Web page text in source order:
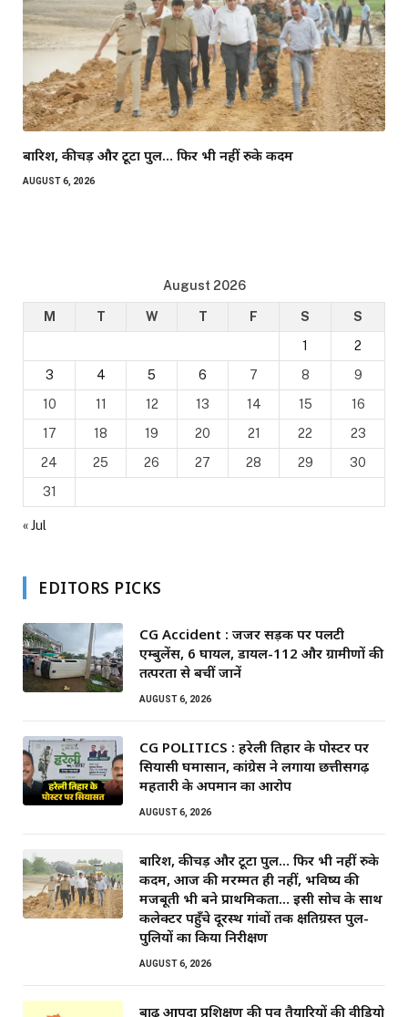
बारिश, कीचड़ और टूटा पुल… फिर भी नहीं रुके कदम
AUGUST 6, 2026
August 2026
M T W T F S
S
1
2
3
4 5 6 7 8
9
10
11 12 13 14 15
16
17
18 19 20 21 22
23
24
25 26 27 28 29
30
31
« Jul
EDITORS PICKS
CG Accident : जर्जर सड़क पर पलटी
एम्बुलेंस, 6 घायल, डायल-112 और ग्रामीणों की
तत्परता से बचीं जानें
AUGUST 6, 2026
CG POLITICS : हरेली तिहार के पोस्टर पर
सियासी घमासान, कांग्रेस ने लगाया छत्तीसगढ़
महतारी के अपमान का आरोप
AUGUST 6, 2026
बारिश, कीचड़ और टूटा पुल… फिर भी नहीं रुके
कदम, आज की मरम्मत ही नहीं, भविष्य की
मजबूती भी बने प्राथमिकता… इसी सोच के साथ
कलेक्टर पहुँचे दूरस्थ गांवों तक क्षतिग्रस्त पुल-
पुलियों का किया निरीक्षण
AUGUST 6, 2026
बाढ़ आपदा प्रशिक्षण की पूर्व तैयारियों की वीडियो